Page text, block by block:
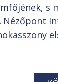
s
Nézőpont